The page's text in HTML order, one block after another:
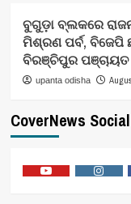
ବୁଗୁଡ଼ା ବ୍ଲକରେ
ମିଶ୍ରଣ ପର୍ବ, ବିଜେପି
ବିରଞ୍ଚିପୁର
upanta odisha
CoverNews Social